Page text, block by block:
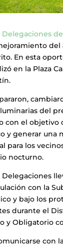
del
En esta
en la Plaza
del
con el objetivo
y generar una
para los
nocturno.
Delegaciones
con la
y bajo los
durante el
y Obligatorio
con